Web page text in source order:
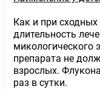
Как и при
длительность
микологического
препарата не
взрослых.
раз в сутки.